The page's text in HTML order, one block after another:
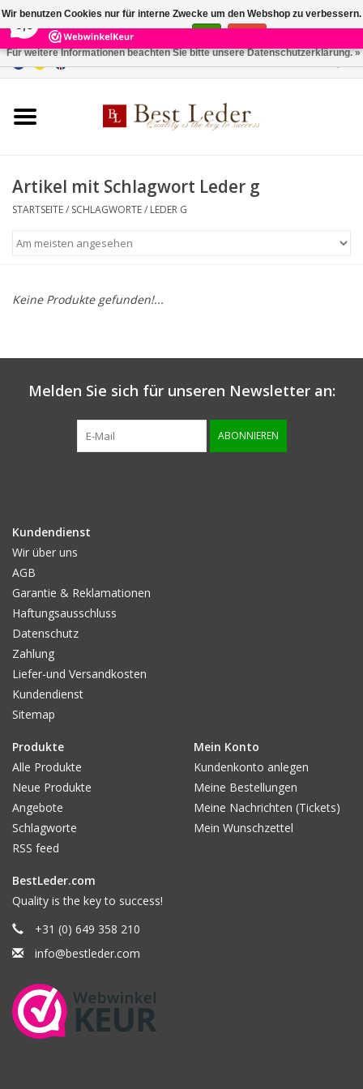
231 Reviews ×
Startseite
Damentaschen
Geldbörsen
Marken
Info zur grösse
Artikel mit Schlagwort Leder g
STARTSEITE/ SCHLAGWORTE/ LEDER G
Keine Produkte gefunden!...
Melden Sie sich für unseren Newsletter an:
ABONNIEREN
Kundendienst
Wir über uns
AGB
Garantie & Reklamationen
Haftungsausschluss
Datenschutz
Zahlung
Liefer-und Versandkosten
Kundendienst
Sitemap
Produkte
Alle Produkte
Neue Produkte
Angebote
Schlagworte
RSS feed
Mein Konto
Kundenkonto anlegen
Meine Bestellungen
Meine Nachrichten (Tickets)
Mein Wunschzettel
BestLeder.com
Quality is the key to success!
+31 (0) 649 358 210
info@bestleder.com
Wir benutzen Cookies nur für interne Zwecke um den Webshop zu verbessern.
Ist das in Ordnung?
Für weitere Informationen beachten Sie bitte unsere Datenschutzerklärung. »